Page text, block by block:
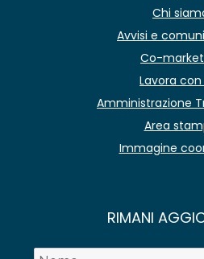
Chi
Avvisi e
Co-
Lavora con
Amministrazione
Area
Immagine
RIMANI